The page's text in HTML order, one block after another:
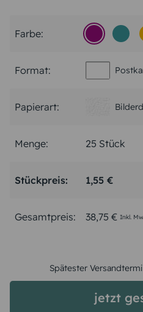
Farbe:
Format:
Papierart:
Menge:
Stückpreis: 1,55 €
Gesamtpreis: 38,75 € Inkl.
Spätester
jetzt